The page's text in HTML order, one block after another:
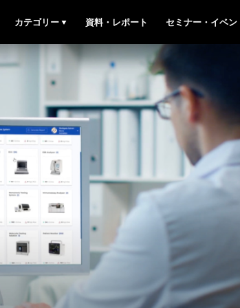
カテゴリー 資料・レポート セミナー・イベン